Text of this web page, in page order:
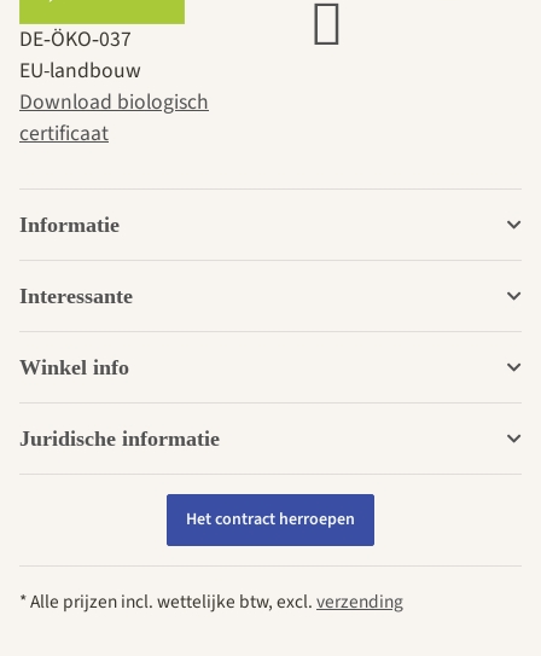
DE‑ÖKO‑037
EU-landbouw
Download biologisch
certificaat
Informatie
Interessante
Winkel info
Juridische informatie
Het contract herroepen
* Alle prijzen incl. wettelijke btw, excl.verzending